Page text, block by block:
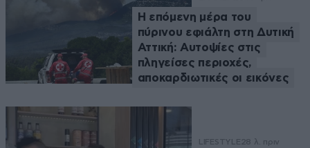
Η επόμενη μέρα του
πύρινου εφιάλτη στη Δυτική
Αττική: Αυτοψίες στις
πληγείσες περιοχές,
αποκαρδιωτικές οι εικόνες
LIFESTYLE28 λ. πριν